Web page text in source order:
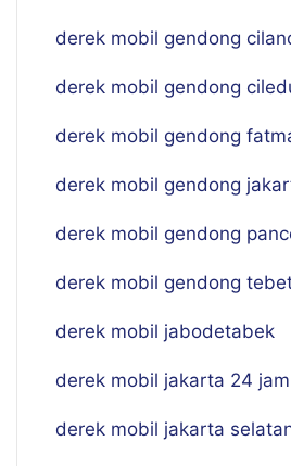
derek mobil gendong
derek mobil gendong
derek mobil gendong
derek mobil gendong
derek mobil gendong
derek mobil gendong
derek mobil jabodetabek
derek mobil jakarta 24 jam
derek mobil jakarta